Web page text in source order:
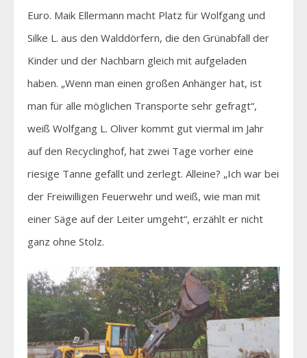
Euro. Maik Ellermann macht Platz für Wolfgang und
Silke L. aus den Walddörfern, die den Grünabfall der
Kinder und der Nachbarn gleich mit aufgeladen
haben. „Wenn man einen großen Anhänger hat, ist
man für alle möglichen Transporte sehr gefragt“,
weiß Wolfgang L. Oliver kommt gut viermal im Jahr
auf den Recyclinghof, hat zwei Tage vorher eine
riesige Tanne gefällt und zerlegt. Alleine? „Ich war bei
der Freiwilligen Feuerwehr und weiß, wie man mit
einer Säge auf der Leiter umgeht“, erzählt er nicht
ganz ohne Stolz.